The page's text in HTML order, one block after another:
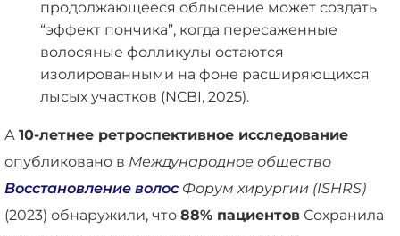
продолжающееся облысение может создать
“эффект пончика”, когда пересаженные
волосяные фолликулы остаются
изолированными на фоне расширяющихся
лысых участков (NCBI, 2025).
А 10-летнее ретроспективное исследование
опубликовано в Международное общество
Восстановление волосФорум хирургии (ISHRS)
(2023) обнаружили, что 88% пациентов Сохранила